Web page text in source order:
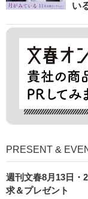
い
PRESENT &
週刊文春8月13日・
求＆プレゼント